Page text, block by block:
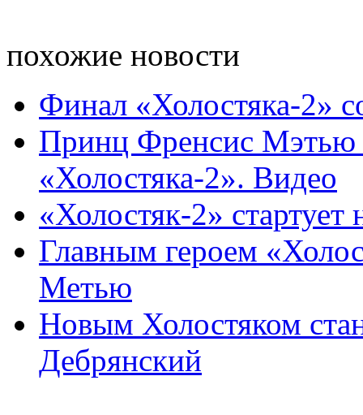
похожие новости
Финал «Холостяка-2»
Принц Френсис Мэтью
«Холостяка-2». Видео
«Холостяк-2»
Главным героем
Метью
Новым Холостяком
Дебрянский